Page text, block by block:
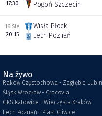
17:30
Pogoń Szczecin
16 Sie
20:15
Wisła Płock
Lech Poznań
Na żywo
Raków Częstochowa - Zagłębie Lubin
Śląsk Wrocław - Cracovia
GKS Katowice - Wieczysta Kraków
Lech Poznań - Piast Gliwice